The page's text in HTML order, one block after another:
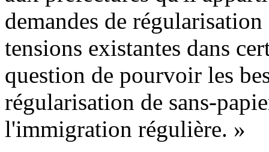
demandes de
tensions existantes dans
question de pourvoir les
régularisation de sans-
l'immigration régulière. »